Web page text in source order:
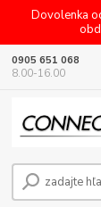
Dovolenka
0905 651 068
8.00-16.00